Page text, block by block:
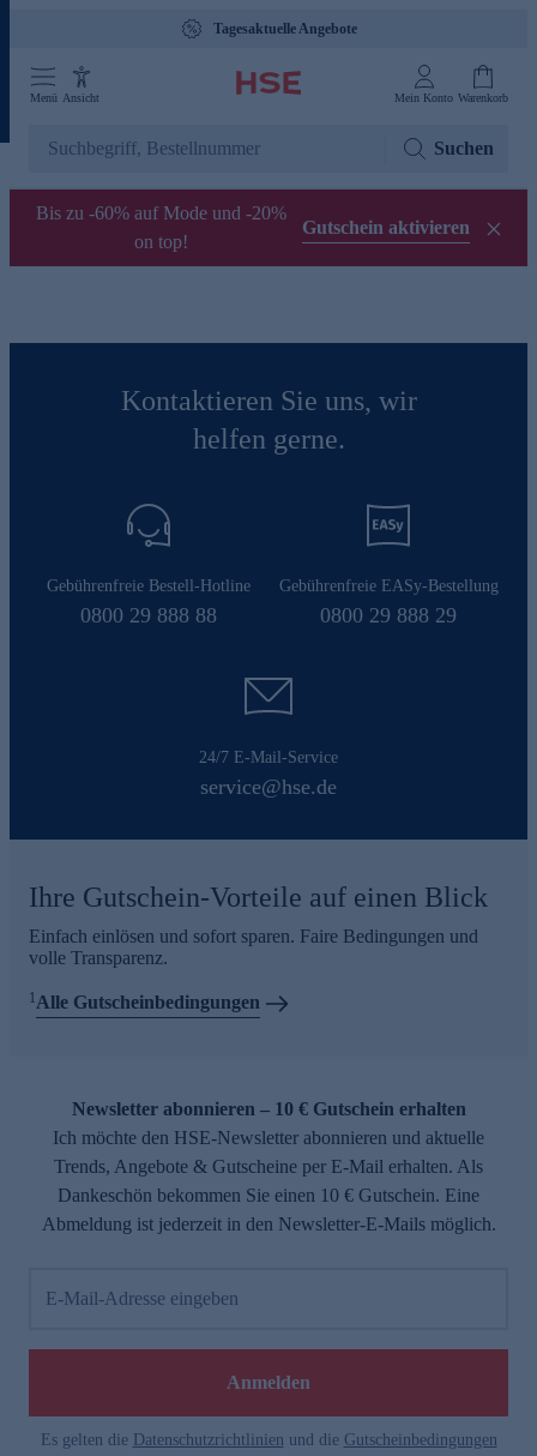
Tagesaktuelle Angebote
Menü Ansicht Mein Konto Warenkorb
Suchen
Bis zu -60% auf Mode und -20%
on top!
Gutschein aktivieren
Kontaktieren Sie uns, wir
helfen gerne.
Gebührenfreie Bestell-Hotline
0800 29 888 88
Gebührenfreie EASy-Bestellung
0800 29 888 29
24/7 E-Mail-Service
service@hse.de
Ihre Gutschein-Vorteile auf einen Blick
Einfach einlösen und sofort sparen. Faire Bedingungen und
volle Transparenz.
1Alle Gutscheinbedingungen
Newsletter abonnieren – 10 € Gutschein erhalten
Ich möchte den HSE-Newsletter abonnieren und aktuelle
Trends, Angebote & Gutscheine per E-Mail erhalten. Als
Dankeschön bekommen Sie einen 10 € Gutschein. Eine
Abmeldung ist jederzeit in den Newsletter-E-Mails möglich.
E-Mail-Adresse eingeben
Anmelden
Es gelten die Datenschutzrichtlinien und die Gutscheinbedingungen